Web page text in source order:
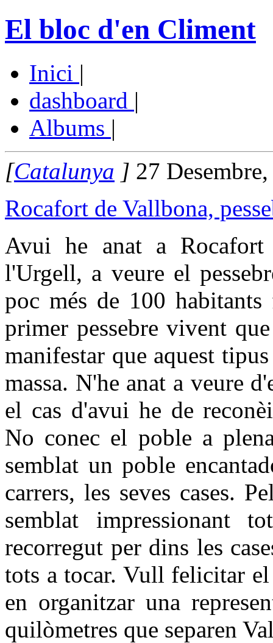
El bloc d'en Climent
Inici |
dashboard |
Albums |
[Catalunya ] 27
Rocafort de Vallbona,
Avui he anat a
l'Urgell, a veure el
poc més de 100
primer pessebre vivent
manifestar que aquest
massa. N'he anat a veure
el cas d'avui he de
No conec el poble a
semblat un poble
carrers, les seves cases.
semblat impressionant
recorregut per dins les
tots a tocar. Vull felicitar
en organitzar una
quilòmetres que separen